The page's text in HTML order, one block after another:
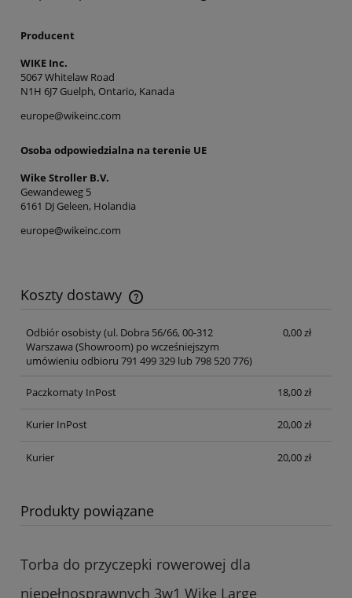
Producent
WIKE Inc.
5067 Whitelaw Road
N1H 6J7 Guelph, Ontario, Kanada
europe@wikeinc.com
Osoba odpowiedzialna na terenie UE
Wike Stroller B.V.
Gewandeweg 5
6161 DJ Geleen, Holandia
europe@wikeinc.com
Koszty dostawy
Cena nie zawiera ewentualnych kosztów płatności
Odbiór osobisty(ul. Dobra 56/66, 00-312
Warszawa (Showroom) po wcześniejszym
umówieniu odbioru 791 499 329 lub 798 520 776)
0,00 zł
Paczkomaty InPost 18,00 zł
Kurier InPost 20,00 zł
Kurier 20,00 zł
Produkty powiązane
Torba do przyczepki rowerowej dla
niepełnosprawnych 3w1 Wike Large